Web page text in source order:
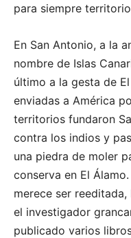
para siempre
En San Antonio, a la
nombre de Islas
último a la gesta de
enviadas a América
territorios fundaron
contra los indios y
una piedra de moler
conserva en El
merece ser
el investigador
publicado varios